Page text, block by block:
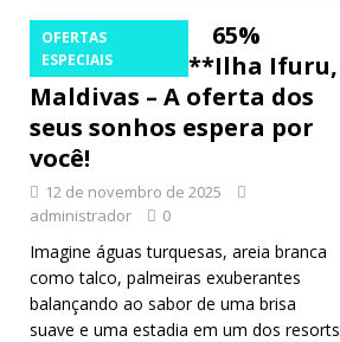
[ 27 de abril
Centara
Lagoon
Maldives
revela
ofertas de
OFERTAS
ESPECIAIS
65%
Desconto na **Ilha Ifuru,
Maldivas – A oferta dos
seus sonhos espera por
você!
12 de novembro de 2025
administrador
0
Imagine águas turquesas, areia branca
como talco, palmeiras exuberantes
balançando ao sabor de uma brisa
suave e uma estadia em um dos resorts